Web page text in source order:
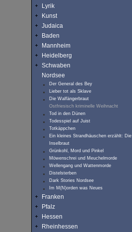
Lyrik
Kunst
Judaica
Baden
Mannheim
Heidelberg
Schwaben
Nordsee
Der General des Bey
Lieber tot als Sklave
Die Walfängerbraut
Ostfriesisch kriminelle Weihnacht
Tod in den Dünen
Todesspiel auf Juist
Totkäppchen
Ein kleines Strandhäuschen erzählt: Die
Inselbraut
Grünkohl, Mord und Pinkel
Möwenschrei und Meuchelmorde
Wellengang und Wattenmorde
Distelsterben
Dark Stories Nordsee
Im M(N)orden was Neues
Franken
Pfalz
Hessen
Rheinhessen